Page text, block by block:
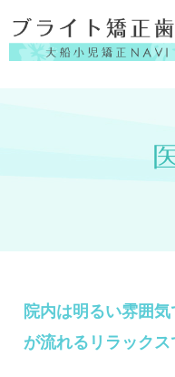
院内は明るい雰囲
が流れるリラックス